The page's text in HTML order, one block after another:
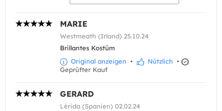
MARIE
Westmeath (Irland) 25.10.24
Brillantes Kostüm
Original anzeigen • Nützlich •
Geprüfter Kauf
GERARD
Lérida (Spanien) 02.02.24